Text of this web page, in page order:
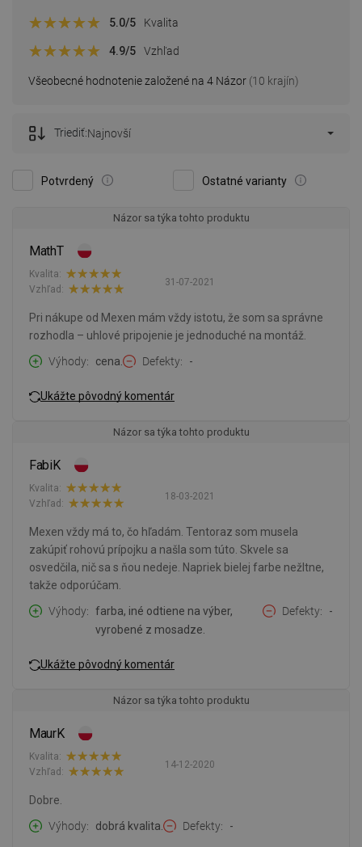
Všeobecné hodnotenie založené na 4 Názor (10 krajín)
5.0/5 Kvalita
4.9/5 Vzhľad
Potvrdený Ostatné varianty
Triediť:Najnovší
Názor sa týka tohto produktu
MathT
31-07-2021
Kvalita:
Vzhľad:
Pri nákupe od Mexen mám vždy istotu, že som sa správne
rozhodla – uhlové pripojenie je jednoduché na montáž.
Výhody
cena. Defekty -
Ukážte pôvodný komentár
Názor sa týka tohto produktu
FabiK
18-03-2021
Kvalita:
Vzhľad:
Mexen vždy má to, čo hľadám. Tentoraz som musela
zakúpiť rohovú prípojku a našla som túto. Skvele sa
osvedčila, nič sa s ňou nedeje. Napriek bielej farbe nežltne,
takže odporúčam.
Výhody
farba, iné odtiene na výber,
vyrobené z mosadze.
Defekty -
Ukážte pôvodný komentár
Názor sa týka tohto produktu
MaurK
14-12-2020
Kvalita:
Vzhľad:
Dobre.
Výhody
dobrá kvalita. Defekty -